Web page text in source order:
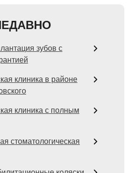
зубов с
клиника в районе
клиника с полным
стоматологическая